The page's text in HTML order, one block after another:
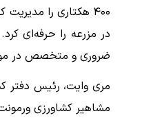
۴۰۰ هکتاری را
در مزرعه را حرفه‌ای
ضروری و متخصص در
مری وایت، رئیس دفتر
مشاهیر کشاورزی